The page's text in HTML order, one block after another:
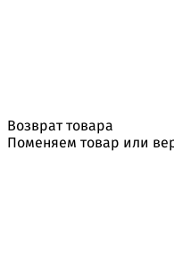
Возврат товара
Поменяем товар или